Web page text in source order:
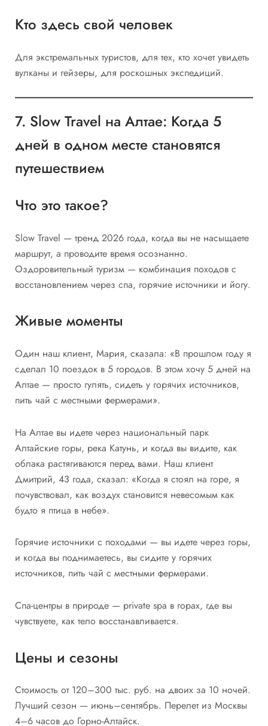
Кто здесь свой человек
Для экстремальных туристов, для тех, кто хочет увидеть
вулканы и гейзеры, для роскошных экспедиций.
7. Slow Travel на Алтае: Когда 5
дней в одном месте становятся
путешествием
Что это такое?
Slow Travel — тренд 2026 года, когда вы не насыщаете
маршрут, а проводите время осознанно.
Оздоровительный туризм — комбинация походов с
восстановлением через спа, горячие источники и йогу.
Живые моменты
Один наш клиент, Мария, сказала: «В прошлом году я
сделал 10 поездок в 5 городов. В этом хочу 5 дней на
Алтае — просто гулять, сидеть у горячих источников,
пить чай с местными фермерами».
На Алтае вы идете через национальный парк
Алтайские горы, река Катунь, и когда вы видите, как
облака растягиваются перед вами. Наш клиент
Дмитрий, 43 года, сказал: «Когда я стоял на горе, я
почувствовал, как воздух становится невесомым как
будто я птица в небе».
Горячие источники с походами — вы идете через горы,
и когда вы поднимаетесь, вы сидите у горячих
источников, пить чай с местными фермерами.
Спа-центры в природе — private spa в горах, где вы
чувствуете, как тело восстанавливается.
Цены и сезоны
Стоимость от 120–300 тыс. руб. на двоих за 10 ночей.
Лучший сезон — июнь–сентябрь. Перелет из Москвы
4–6 часов до Горно-Алтайск.